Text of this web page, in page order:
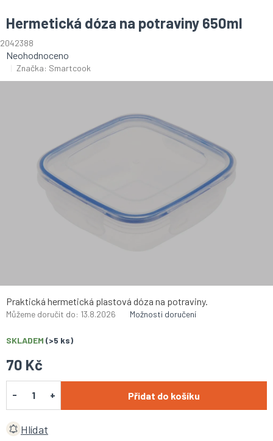
Hermetická dóza na potraviny 650ml
2042388
Průměrné
hodnocení
Neohodnoceno
Značka: Smartcook
70 Kč
SKLADEM (>5 ks)
Můžeme doručit do: 13.8.2026 Možnosti doručení
Přidat do košíku
Praktická hermetická plastová dóza na potraviny.
Hlídat